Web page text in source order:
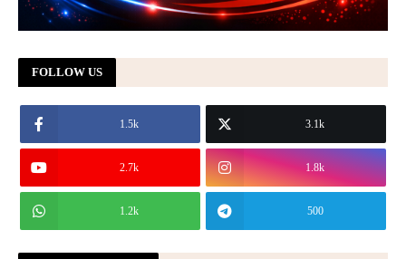
FOLLOW US
1.5k 3.1k
2.7k 1.8k
1.2k 500